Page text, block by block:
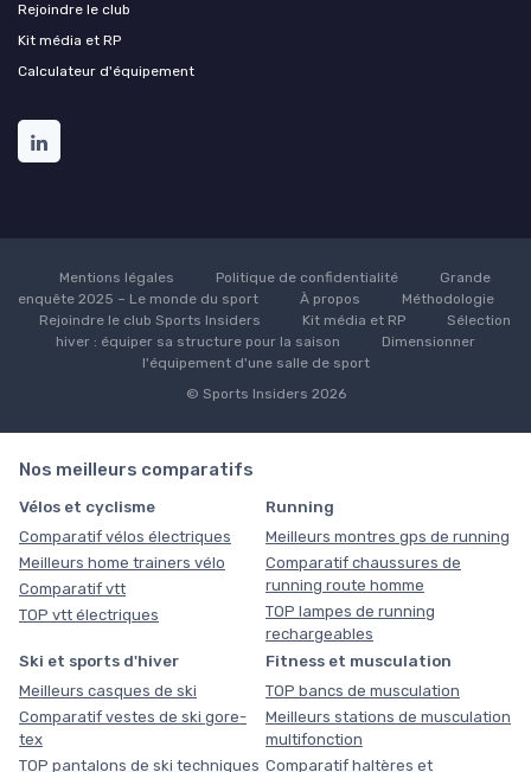
Rejoindre le club
Kit média et RP
Calculateur d'équipement
Mentions légales Politique de confidentialité
Grande
enquête 2025 – Le monde du sport
À propos
Méthodologie
Rejoindre le club Sports Insiders
Kit média et RP
Sélection
hiver : équiper sa structure pour la saison
Dimensionner
l'équipement d'une salle de sport
© Sports Insiders 2026
Nos meilleurs comparatifs
Vélos et cyclisme
Comparatif vélos électriques
Meilleurs home trainers vélo
Comparatif vtt
TOP vtt électriques
Running
Meilleurs montres gps de running
Comparatif chaussures de
running route homme
TOP lampes de running
rechargeables
Ski et sports d'hiver
Meilleurs casques de ski
Comparatif vestes de ski gore-
tex
TOP pantalons de ski techniques
Fitness et musculation
TOP bancs de musculation
Meilleurs stations de musculation
multifonction
Comparatif haltères et